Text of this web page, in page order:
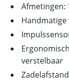
Afmetingen:
Handmatige
verstelbaar